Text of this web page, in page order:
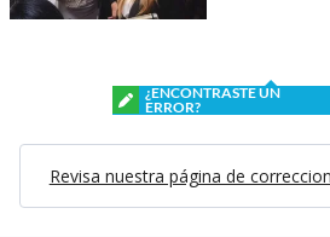
¿ENCONTRASTE UN
ERROR?
Revisa nuestra página de